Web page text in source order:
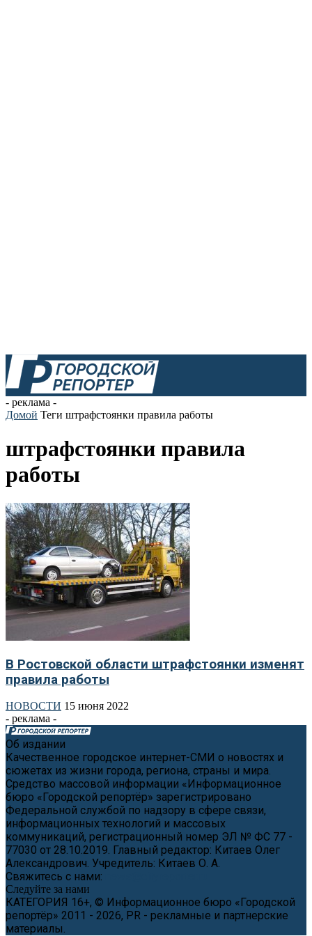
- реклама -
Домой Теги штрафстоянки правила работы
штрафстоянки правила
работы
В Ростовской области штрафстоянки изменят
правила работы
НОВОСТИ 15 июня 2022
- реклама -
Об издании
Качественное городское интернет-СМИ о новостях и
сюжетах из жизни города, региона, страны и мира.
Средство массовой информации «Информационное
бюро «Городской репортёр» зарегистрировано
Федеральной службой по надзору в сфере связи,
информационных технологий и массовых
коммуникаций, регистрационный номер ЭЛ № ФС 77 -
77030 от 28.10.2019. Главный редактор: Китаев Олег
Александрович. Учредитель: Китаев О. А.
Свяжитесь с нами:
Следуйте за нами
КАТЕГОРИЯ 16+, © Информационное бюро «Городской
репортёр» 2011 - 2026, PR - рекламные и партнерские
материалы.